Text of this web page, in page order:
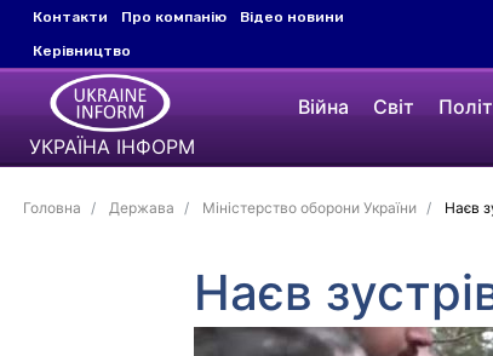
Контакти Про компанію
Відео новини
Керівництво
УКРАЇНА ІНФОРМ
Війна Світ
Головна Держава Міністерство оборони України Наєв
Наєв